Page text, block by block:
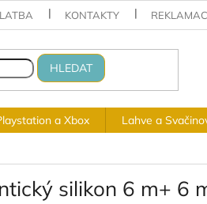
KONTAKTY
HLEDAT
a Xbox Lahve a
silikon 6 m+ 6